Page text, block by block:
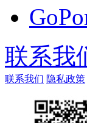
联系我
联系我们 隐私政策